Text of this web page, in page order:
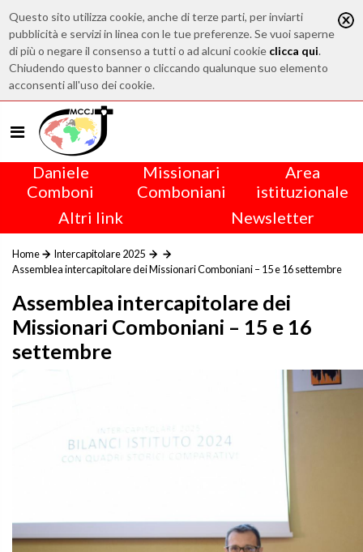
Questo sito utilizza cookie, anche di terze parti, per inviarti
pubblicità e servizi in linea con le tue preferenze. Se vuoi saperne
di più o negare il consenso a tutti o ad alcuni cookie clicca qui.
Chiudendo questo banner o cliccando qualunque suo elemento
acconsenti all'uso dei cookie.
Daniele
Comboni
Missionari
Comboniani
Area
istituzionale
Altri link
Newsletter
Home
Intercapitolare 2025
Assemblea intercapitolare dei Missionari Comboniani – 15 e 16 settembre
Assemblea intercapitolare dei
Missionari Comboniani – 15 e 16
settembre